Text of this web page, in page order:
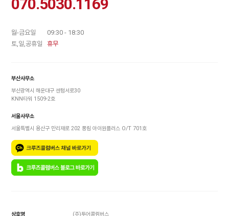
070.5030.1169
월-금요일
09:30 - 18:30
토,일,공휴일
휴무
부산사무소
부산광역시 해운대구 센텀서로30
KNN타워 1509-2호
서울사무소
서울특별시 용산구 만리재로 202 풍림 아이원플러스 O/T 701호
상호명 (주)투어콜럼버스